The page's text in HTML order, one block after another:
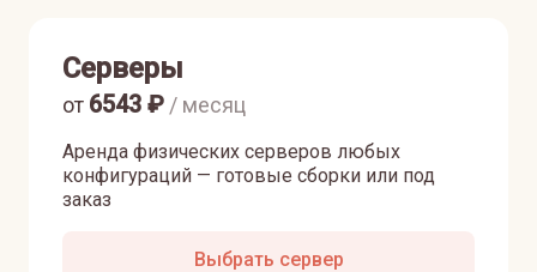
Серверы
Аренда физических серверов любых
конфигураций — готовые сборки или под
заказ
от 6543 ₽ / месяц
Выбрать сервер